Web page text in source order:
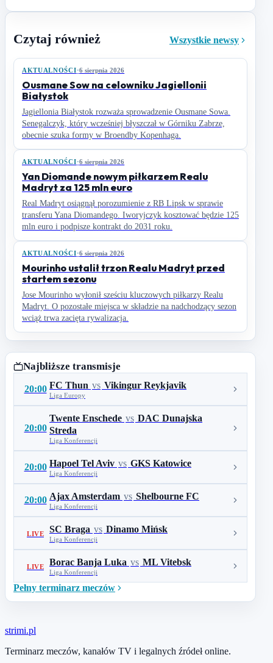
Czytaj również Wszystkie newsy
AKTUALNOŚCI·6 sierpnia 2026
Ousmane Sow na celowniku Jagiellonii
Białystok
Jagiellonia Białystok rozważa sprowadzenie Ousmane Sowa.
Senegalczyk, który wcześniej błyszczał w Górniku Zabrze,
obecnie szuka formy w Broendby Kopenhaga.
AKTUALNOŚCI·6 sierpnia 2026
Yan Diomande nowym piłkarzem Realu
Madryt za 125 mln euro
Real Madryt osiągnął porozumienie z RB Lipsk w sprawie
transferu Yana Diomandego. Iworyjczyk kosztować będzie 125
mln euro i podpisze kontrakt do 2031 roku.
AKTUALNOŚCI·6 sierpnia 2026
Mourinho ustalił trzon Realu Madryt przed
startem sezonu
Jose Mourinho wyłonił sześciu kluczowych piłkarzy Realu
Madryt. O pozostałe miejsca w składzie na nadchodzący sezon
wciąż trwa zacięta rywalizacja.
Najbliższe transmisje
20:00 FC Thun vs Vikingur Reykjavik
Liga Europy
20:00
Twente Enschede vs DAC Dunajska
Streda
Liga Konferencji
20:00 Hapoel Tel Aviv vs GKS Katowice
Liga Konferencji
20:00 Ajax Amsterdam vs Shelbourne FC
Liga Konferencji
LIVE SC Braga vs Dinamo Mińsk
Liga Konferencji
LIVE Borac Banja Luka vs ML Vitebsk
Liga Konferencji
Pełny terminarz meczów
strimi.pl
Terminarz meczów, kanałów TV i legalnych źródeł online.